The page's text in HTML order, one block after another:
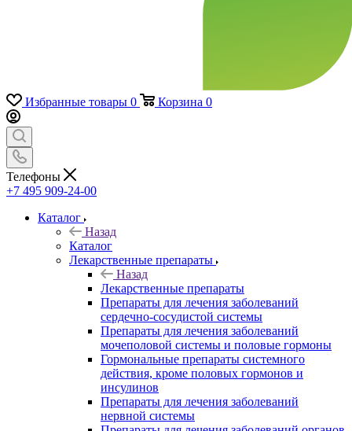
Избранные товары 0 Корзина 0
Телефоны
+7 495 909-24-00
Каталог
Назад
Каталог
Лекарственные препараты
Назад
Лекарственные препараты
Препараты для лечения заболеваний
сердечно-сосудистой системы
Препараты для лечения заболеваний
мочеполовой системы и половые гормоны
Гормональные препараты системного
действия, кроме половых гормонов и
инсулинов
Препараты для лечения заболеваний
нервной системы